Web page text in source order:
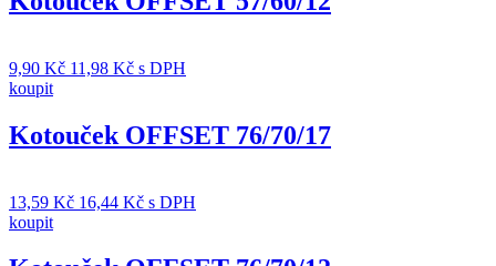
9,90 Kč 11,98 Kč s DPH
koupit
Kotouček OFFSET 76/70/17
13,59 Kč 16,44 Kč s DPH
koupit